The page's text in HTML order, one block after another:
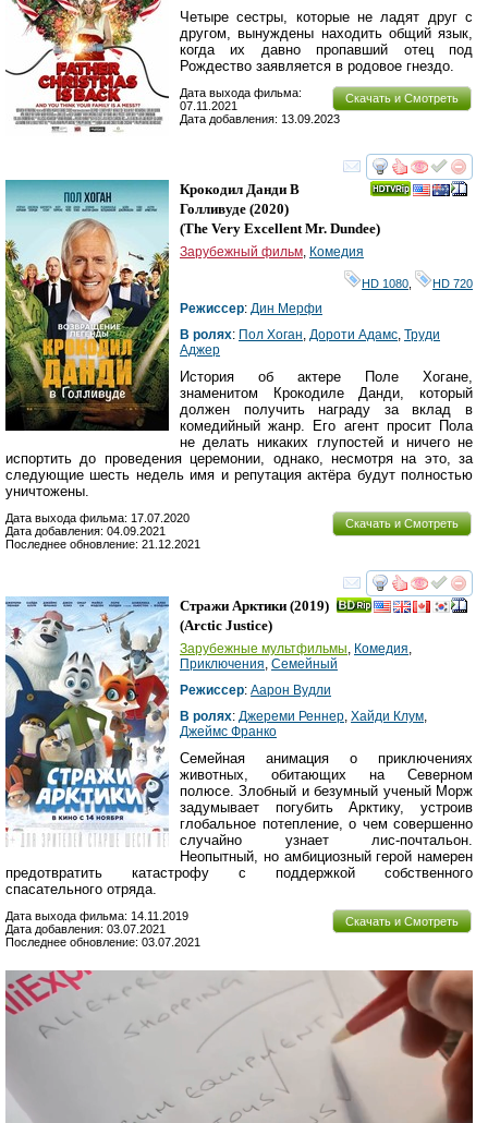
Четыре сестры, которые не ладят друг с
другом, вынуждены находить общий язык,
когда их давно пропавший отец под
Рождество заявляется в родовое гнездо.
Скачать и Смотреть
Дата выхода фильма:
07.11.2021
Дата добавления: 13.09.2023
смотреть
Крокодил Данди В
Голливуде (2020)
(The Very Excellent Mr. Dundee)
Зарубежный фильм, Комедия
HD 1080 HD 720
Режиссер: Дин Мерфи
В ролях: Пол Хоган, Дороти Адамс, Труди
Аджер
История об актере Поле Хогане,
знаменитом Крокодиле Данди, который
должен получить награду за вклад в
комедийный жанр. Его агент просит Пола
не делать никаких глупостей и ничего не
испортить до проведения церемонии, однако, несмотря на это, за
следующие шесть недель имя и репутация актёра будут полностью
уничтожены.
Скачать и Смотреть
Дата выхода фильма: 17.07.2020
Дата добавления: 04.09.2021
Последнее обновление: 21.12.2021
смотреть
Стражи Арктики (2019)
(Arctic Justice)
Зарубежные мультфильмы, Комедия,
Приключения, Семейный
Режиссер: Аарон Вудли
В ролях: Джереми Реннер, Хайди Клум,
Джеймс Франко
Семейная анимация о приключениях
животных, обитающих на Северном
полюсе. Злобный и безумный ученый Морж
задумывает погубить Арктику, устроив
глобальное потепление, о чем совершенно
случайно узнает лис-почтальон.
Неопытный, но амбициозный герой намерен
предотвратить катастрофу с поддержкой собственного
спасательного отряда.
Скачать и Смотреть
Дата выхода фильма: 14.11.2019
Дата добавления: 03.07.2021
Последнее обновление: 03.07.2021